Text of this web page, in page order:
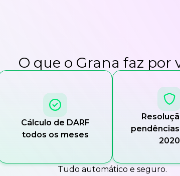
O que o Grana faz por
Cálculo de DARF
todos os meses
2020
Tudo automático e seguro.